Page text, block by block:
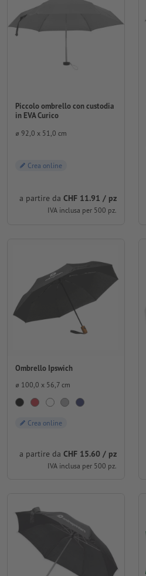
Piccolo ombrello con custodia
in EVA Curico
⌀ 92,0 x 51,0 cm
Crea online
a partire da CHF 11.91 / pz
IVA inclusa per 500 pz.
Ombrello Ipswich
⌀ 100,0 x 56,7 cm
Crea online
a partire da CHF 15.60 / pz
IVA inclusa per 500 pz.